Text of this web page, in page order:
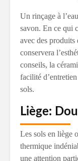
Un rinçage à
savon. En ce qui
avec des produits
conservera
conseils, la
facilité
sols.
Liège:
Les sols en liège
thermique
une attention